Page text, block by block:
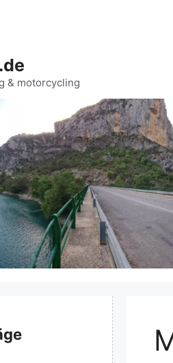
& motorcycling